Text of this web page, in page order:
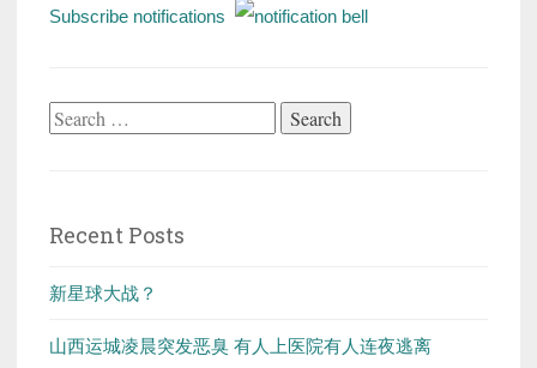
Subscribe notifications
Search
Recent Posts
新星球大战？
山西运城凌晨突发恶臭 有人上医院有人连夜逃离